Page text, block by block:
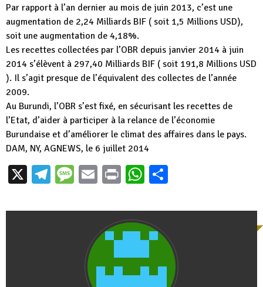
Par rapport à l’an dernier au mois de juin 2013, c’est une
augmentation de 2,24 Milliards BIF ( soit 1,5 Millions USD),
soit une augmentation de 4,18%.
Les recettes collectées par l’OBR depuis janvier 2014 à juin
2014 s’élèvent à 297,40 Milliards BIF ( soit 191,8 Millions USD
). Il s’agit presque de l’équivalent des collectes de l’année
2009.
Au Burundi, l’OBR s’est fixé, en sécurisant les recettes de
l’Etat, d’aider à participer à la relance de l’économie
Burundaise et d’améliorer le climat des affaires dans le pays.
DAM, NY, AGNEWS, le 6 juillet 2014
X Telegram
Message
EmailPrintWhatsApp